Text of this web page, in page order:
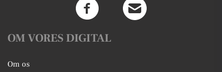
OM VORES DIGITAL
Om os